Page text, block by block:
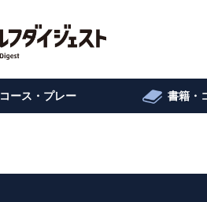
コース・プレー 書籍・